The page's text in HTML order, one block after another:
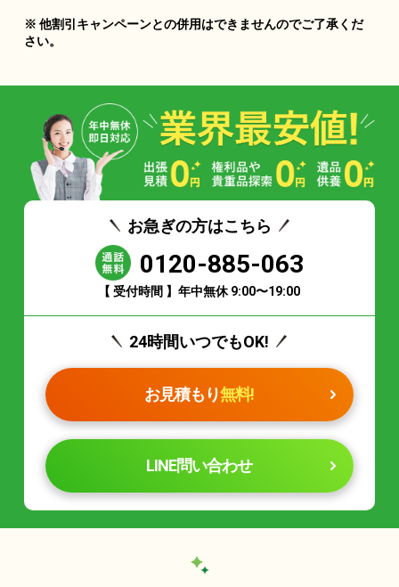
※ 他割引キャンペーンとの併用はできませんのでご了承くだ
さい。
お急ぎの方はこちら
0120-885-063
【 受付時間 】年中無休 9:00〜19:00
24時間いつでもOK!
お見積もり無料!
LINE問い合わせ